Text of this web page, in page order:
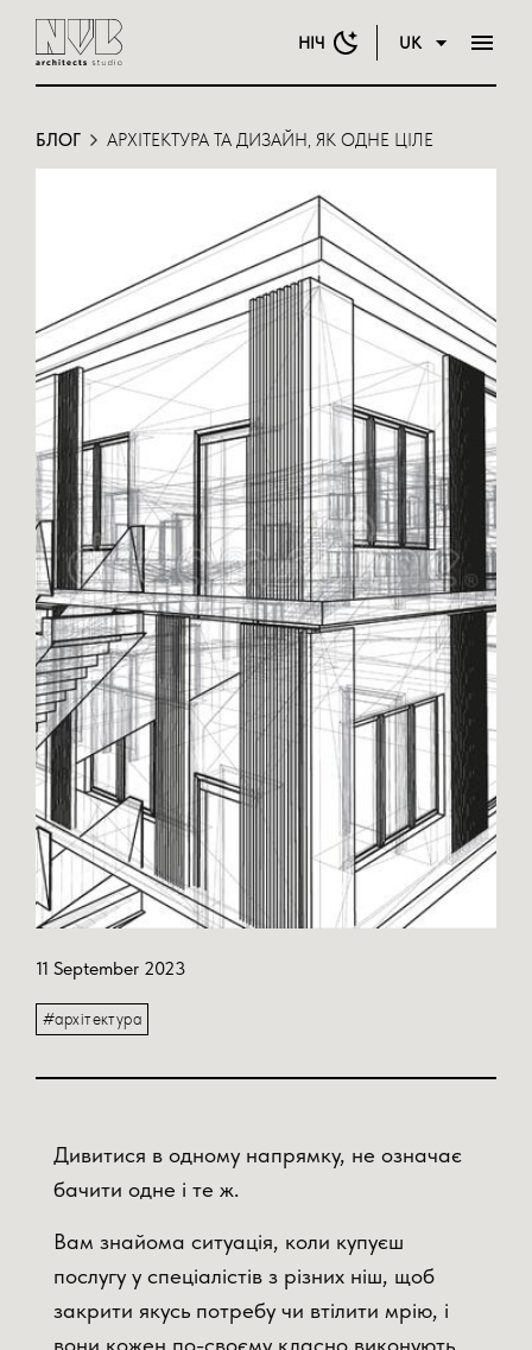
НІЧ UK
БЛОГ АРХІТЕКТУРА ТА ДИЗАЙН, ЯК ОДНЕ ЦІЛЕ
11 September 2023
#архітектура
Дивитися в одному напрямку, не означає
бачити одне і те ж.
Вам знайома ситуація, коли купуєш
послугу у спеціалістів з різних ніш, щоб
закрити якусь потребу чи втілити мрію, і